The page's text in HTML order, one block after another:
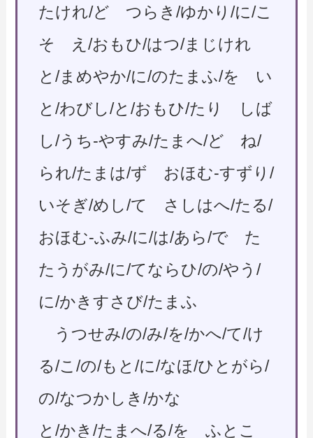
たけれ/ど つらき/ゆかり/に/こ
そ え/おもひ/はつ/まじけれ
と/まめやか/に/のたまふ/を い
と/わびし/と/おもひ/たり しば
し/うち-やすみ/たまへ/ど ね/
られ/たまは/ず おほむ-すずり/
いそぎ/めし/て さしはへ/たる/
おほむ-ふみ/に/は/あら/で た
たうがみ/に/てならひ/の/やう/
に/かきすさび/たまふ
うつせみ/の/み/を/かへ/て/け
る/こ/の/もと/に/なほ/ひとがら/
の/なつかしき/かな
と/かき/たまへ/る/を ふとこ